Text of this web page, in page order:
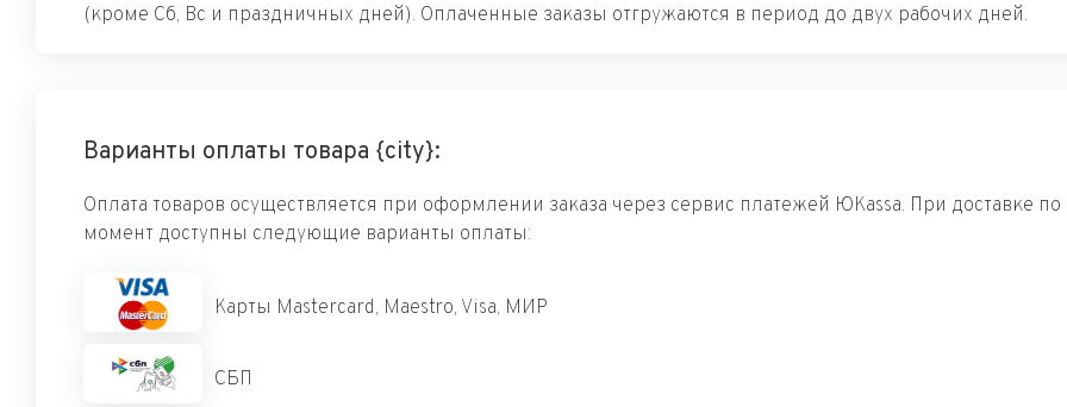
(кроме Сб, Вс и праздничных дней). Оплаченные заказы отгружаются в период до двух рабочих дней.
Варианты оплаты товара {city}:
Оплата товаров осуществляется при оформлении заказа через сервис платежей ЮKassa. При доставке
момент доступны следующие варианты оплаты:
Карты Mastercard, Maestro, Visa, МИР
СБП